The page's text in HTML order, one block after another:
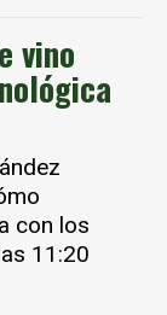
vino
con los
11:20